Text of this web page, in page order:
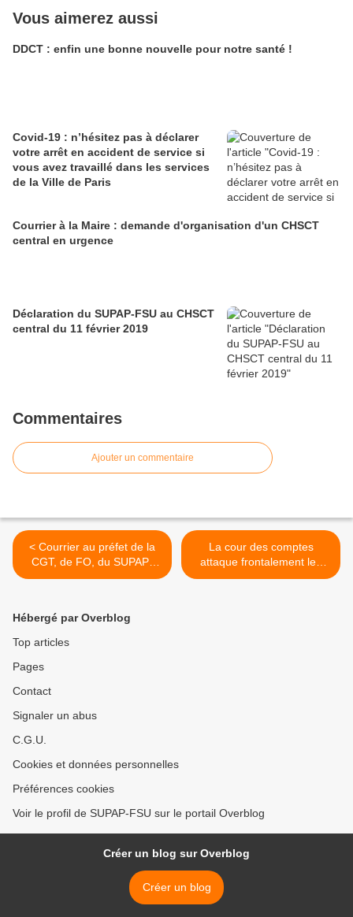
Vous aimerez aussi
DDCT : enfin une bonne nouvelle pour notre santé !
Covid-19 : n’hésitez pas à déclarer
votre arrêt en accident de service si
vous avez travaillé dans les services
de la Ville de Paris
Courrier à la Maire : demande d'organisation d'un CHSCT
central en urgence
Déclaration du SUPAP-FSU au CHSCT
central du 11 février 2019
Commentaires
Ajouter un commentaire
< Courrier au préfet de la
CGT, de FO, du SUPAP-
FSU et de l'UCP sur les
cadres techniques
La cour des comptes
attaque frontalement les
personnels parisiens >
Hébergé par Overblog
Top articles
Pages
Contact
Signaler un abus
C.G.U.
Cookies et données personnelles
Préférences cookies
Voir le profil de SUPAP-FSU sur le portail Overblog
Créer un blog sur Overblog
Créer un blog